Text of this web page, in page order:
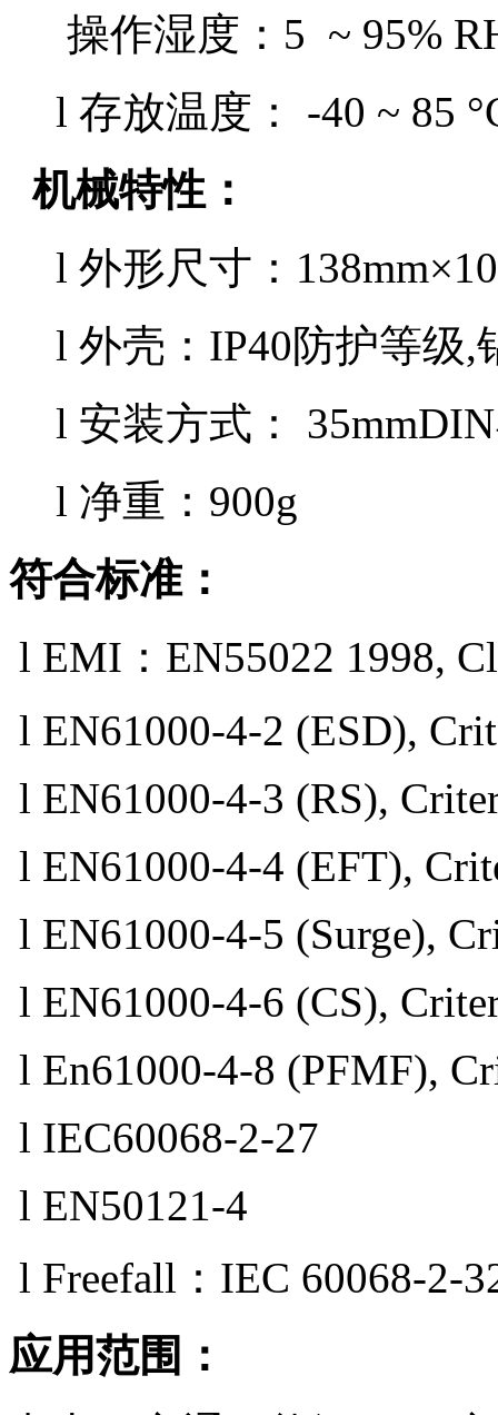
操作湿度： 5 ~ 95%
l 存放温度：
-40 ~ 85
机械特性 ：
l 外形尺寸：
l 外壳： IP40防护等级,
l 安装方式：
l 净重： 900g
符合标准：
l EMI：EN55022 1998,
l EN61000-4-2 (ESD),
l EN61000-4-3 (RS),
l EN61000-4-4 (EFT),
l EN61000-4-5 (Surge),
l EN61000-4-6 (CS),
l En61000-4-8 (PFMF),
l IEC60068-2-27
l EN50121-4
l Freefall：IEC 60068-2-
应用范围：